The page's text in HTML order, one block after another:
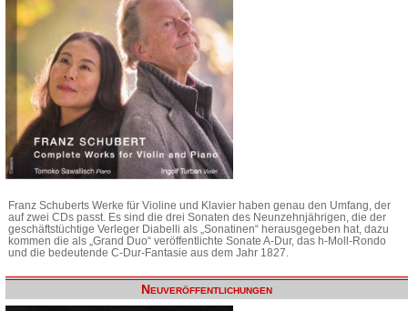
Franz Schuberts Werke für Violine und Klavier haben genau den Umfang, der
auf zwei CDs passt. Es sind die drei Sonaten des Neunzehnjährigen, die der
geschäftstüchtige Verleger Diabelli als „Sonatinen“ herausgegeben hat, dazu
kommen die als „Grand Duo“ veröffentlichte Sonate A-Dur, das h-Moll-Rondo
und die bedeutende C-Dur-Fantasie aus dem Jahr 1827.
Neuveröffentlichungen